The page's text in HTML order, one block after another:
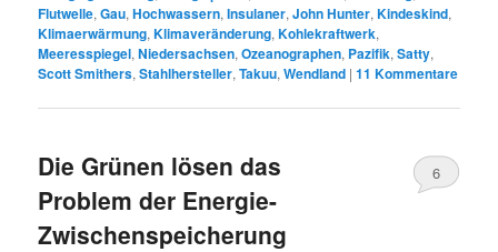
Flutwelle,Gau,Hochwassern,Insulaner,John Hunter,Kindeskind,
Klimaerwärmung,Klimaveränderung,Kohlekraftwerk,
Meeresspiegel,Niedersachsen,Ozeanographen, Pazifik,Satty,
Scott Smithers,Stahlhersteller,Takuu,Wendland |11 Kommentare
Die Grünen lösen das
Problem der Energie-
Zwischenspeicherung
6